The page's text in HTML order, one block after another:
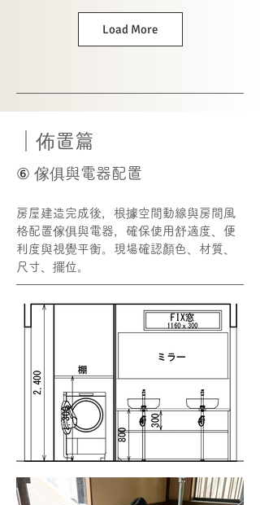
Load More
｜佈置篇
⑥傢俱與電器配置
房屋建造完成後，根據空間動線與房間風
格配置傢俱與電器，確保使用舒適度、便
利度與視覺平衡。現場確認顏色、材質、
尺寸、擺位。